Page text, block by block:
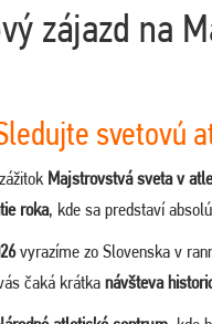
zájazd na
svetovú
Majstrovstvá sveta v
roka, kde sa predstaví
vyrazíme zo Slovenska v
čaká krátka návšteva